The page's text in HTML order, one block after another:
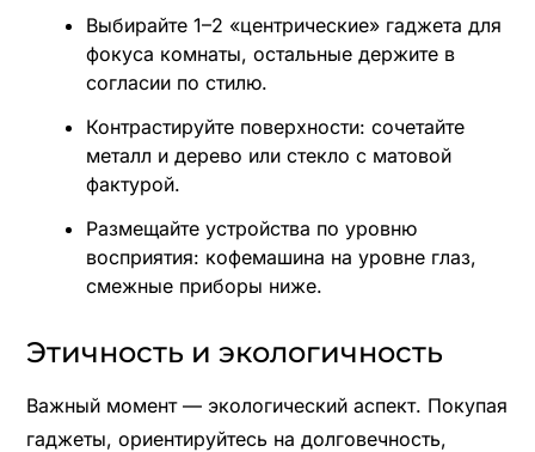
Выбирайте 1–2 «центрические» гаджета для
фокуса комнаты, остальные держите в
согласии по стилю.
Контрастируйте поверхности: сочетайте
металл и дерево или стекло с матовой
фактурой.
Размещайте устройства по уровню
восприятия: кофемашина на уровне глаз,
смежные приборы ниже.
Этичность и экологичность
Важный момент — экологический аспект. Покупая
гаджеты, ориентируйтесь на долговечность,